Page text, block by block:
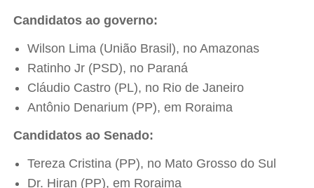
Candidatos ao governo:
Wilson Lima (União Brasil), no Amazonas
Ratinho Jr (PSD), no Paraná
Cláudio Castro (PL), no Rio de Janeiro
Antônio Denarium (PP), em Roraima
Candidatos ao Senado:
Tereza Cristina (PP), no Mato Grosso do Sul
Dr. Hiran (PP), em Roraima